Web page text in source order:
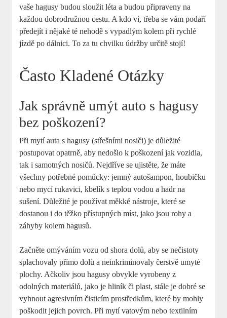
vaše hagusy budou sloužit léta a budou připraveny na
každou dobrodružnou cestu. A kdo ví, třeba se vám podaří
předejít i nějaké té nehodě s vypadlým kolem při rychlé
jízdě po dálnici. To za tu chvilku údržby určitě stojí!
Často Kladené Otázky
Jak správně umýt auto s hagusy
bez poškození?
Při mytí auta s hagusy (střešními nosiči) je důležité
postupovat opatrně, aby nedošlo k poškození jak vozidla,
tak i samotných nosičů. Nejdříve se ujistěte, že máte
všechny potřebné pomůcky: jemný autošampon, houbičku
nebo mycí rukavici, kbelík s teplou vodou a hadr na
sušení. Důležité je používat měkké nástroje, které se
dostanou i do těžko přístupných míst, jako jsou rohy a
záhyby kolem hagusů.
Začněte omýváním vozu od shora dolů, aby se nečistoty
splachovaly přímo dolů a neinkriminovaly čerstvě umyté
plochy. Ačkoliv jsou hagusy obvykle vyrobeny z
odolných materiálů, jako je hliník či plast, stále je dobré se
vyhnout agresivním čisticím prostředkům, které by mohly
poškodit jejich povrch. Při mytí vatovým nebo textilním